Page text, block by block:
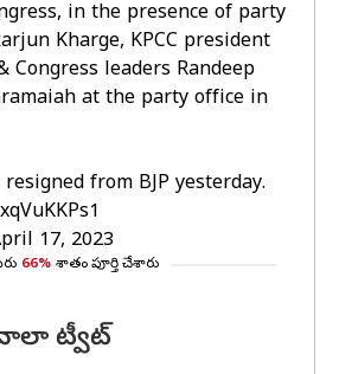
in the presence of party
Kharge, KPCC president
Congress leaders Randeep
at the party office in
from BJP yesterday.
17, 2023
66% శాతం పూర్తి చేశారు
ట్వీట్